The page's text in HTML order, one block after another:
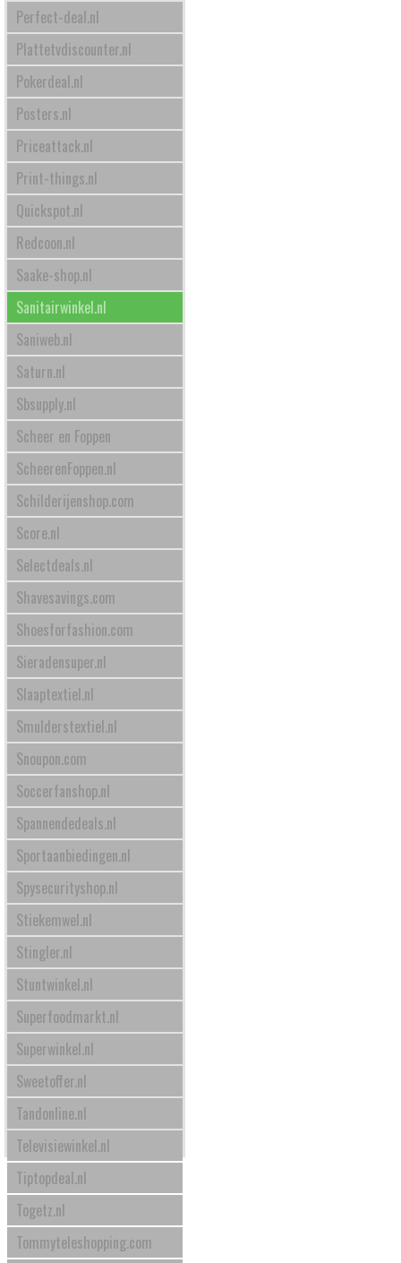
Perfect-deal.nl
Plattetvdiscounter.nl
Pokerdeal.nl
Posters.nl
Priceattack.nl
Print-things.nl
Quickspot.nl
Redcoon.nl
Saake-shop.nl
Sanitairwinkel.nl
Saniweb.nl
Saturn.nl
Sbsupply.nl
Scheer en Foppen
ScheerenFoppen.nl
Schilderijenshop.com
Score.nl
Selectdeals.nl
Shavesavings.com
Shoesforfashion.com
Sieradensuper.nl
Slaaptextiel.nl
Smulderstextiel.nl
Snoupon.com
Soccerfanshop.nl
Spannendedeals.nl
Sportaanbiedingen.nl
Spysecurityshop.nl
Stiekemwel.nl
Stingler.nl
Stuntwinkel.nl
Superfoodmarkt.nl
Superwinkel.nl
Sweetoffer.nl
Tandonline.nl
Televisiewinkel.nl
Tiptopdeal.nl
Togetz.nl
Tommyteleshopping.com